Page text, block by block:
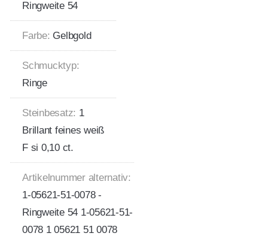
Ringweite 54
Farbe: Gelbgold
Schmucktyp:
Ringe
Steinbesatz: 1
Brillant feines weiß
F si 0,10 ct.
Artikelnummer alternativ:
1-05621-51-0078 -
Ringweite 54 1-05621-51-
0078 1 05621 51 0078